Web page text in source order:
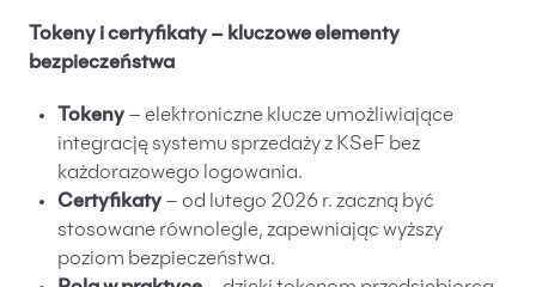
Tokeny i certyfikaty – kluczowe elementy
bezpieczeństwa
Tokeny – elektroniczne klucze umożliwiające
integrację systemu sprzedaży z KSeF bez
każdorazowego logowania.
Certyfikaty – od lutego 2026 r. zaczną być
stosowane równolegle, zapewniając wyższy
poziom bezpieczeństwa.